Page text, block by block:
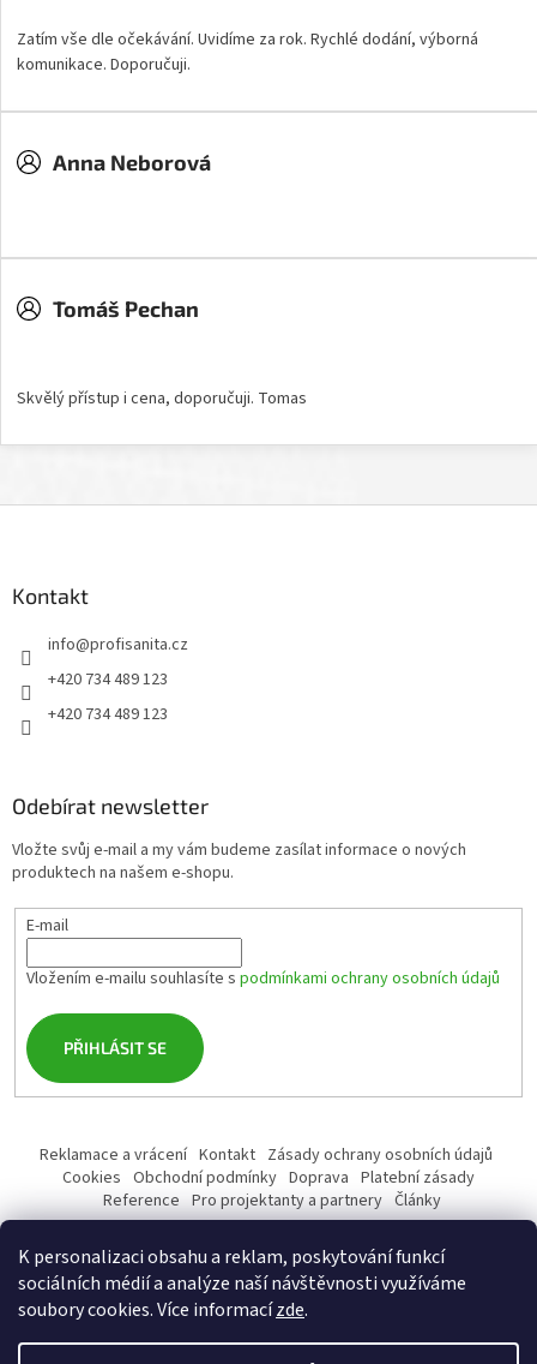
K personalizaci obsahu a reklam, poskytování funkcí
sociálních médií a analýze naší návštěvnosti využíváme
soubory cookies. Více informacízde.
Zatím vše dle očekávání. Uvidíme za rok. Rychlé dodání, výborná
komunikace. Doporučuji.
Anna Neborová
Tomáš Pechan
Skvělý přístup i cena, doporučuji. Tomas
Kontakt
info@profisanita.cz
+420 734 489 123
+420 734 489 123
Odebírat newsletter
Vložte svůj e-mail a my vám budeme zasílat informace o nových
produktech na našem e-shopu.
E-mail
Vložením e-mailu souhlasíte s podmínkami ochrany osobních údajů
PŘIHLÁSIT SE
Reklamace a vrácení Kontakt Zásady ochrany osobních údajů
Cookies Obchodní podmínky Doprava Platební zásady
Reference Pro projektanty a partnery Články